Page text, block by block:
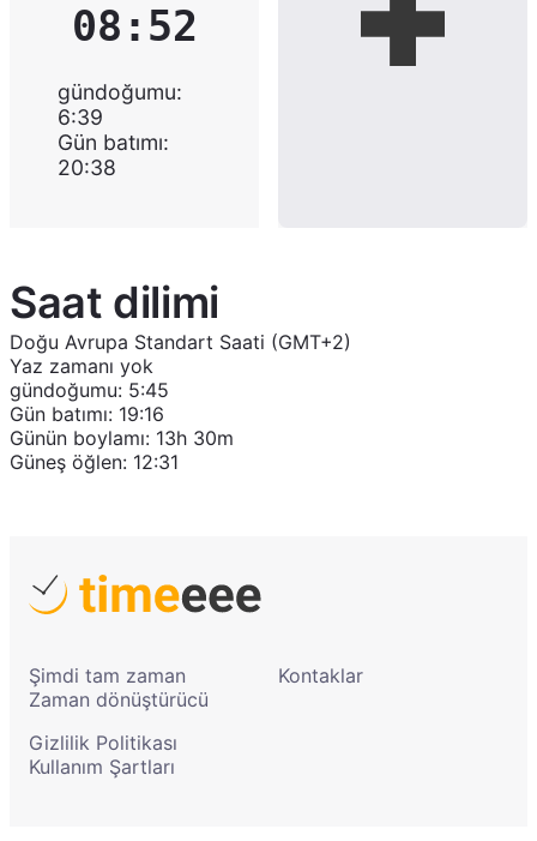
08:52
gündoğumu:
6:39
Gün batımı:
20:38
Saat dilimi
Doğu Avrupa Standart Saati (GMT+2)
Yaz zamanı yok
gündoğumu: 5:45
Gün batımı: 19:16
Günün boylamı: 13h 30m
Güneş öğlen: 12:31
Şimdi tam zaman
Zaman dönüştürücü
Kontaklar
Gizlilik Politikası
Kullanım Şartları